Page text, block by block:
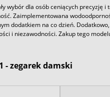
wybór dla osób ceniących precyzję
Zaimplementowana
dodatkiem na co dzień.
i niezawodności. Zakup tego
- zegarek damski